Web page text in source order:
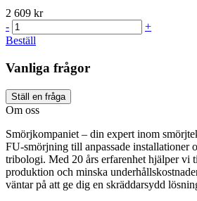
2 609 kr
-
+
Beställ
Vanliga frågor
Ställ en fråga
Om oss
Smörjkompaniet – din expert inom
FU-smörjning till anpassade installationer
tribologi. Med 20 års erfarenhet hjälper vi
produktion och minska
väntar på att ge dig en skräddarsydd